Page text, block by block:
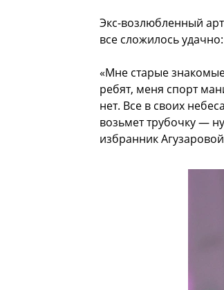
Экс-возлюбленный
все сложилось
«Мне старые
ребят, меня спорт
нет. Все в своих
возьмет трубочку —
избранник